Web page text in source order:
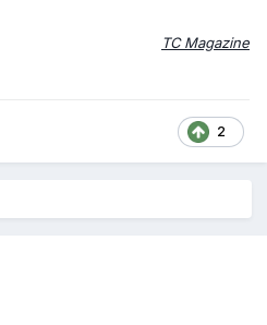
TC Magazine
2